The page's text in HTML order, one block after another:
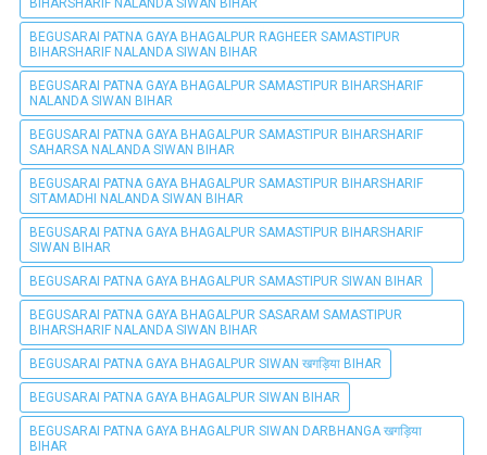
BEGUSARAI PATNA GAYA BHAGALPUR RAGHEER SAMASTIPUR
BIHARSHARIF NALANDA SIWAN BIHAR
BEGUSARAI PATNA GAYA BHAGALPUR SAMASTIPUR BIHARSHARIF
NALANDA SIWAN BIHAR
BEGUSARAI PATNA GAYA BHAGALPUR SAMASTIPUR BIHARSHARIF
SAHARSA NALANDA SIWAN BIHAR
BEGUSARAI PATNA GAYA BHAGALPUR SAMASTIPUR BIHARSHARIF
SITAMADHI NALANDA SIWAN BIHAR
BEGUSARAI PATNA GAYA BHAGALPUR SAMASTIPUR BIHARSHARIF
SIWAN BIHAR
BEGUSARAI PATNA GAYA BHAGALPUR SAMASTIPUR SIWAN BIHAR
BEGUSARAI PATNA GAYA BHAGALPUR SASARAM SAMASTIPUR
BIHARSHARIF NALANDA SIWAN BIHAR
BEGUSARAI PATNA GAYA BHAGALPUR SIWAN खगड़िया BIHAR
BEGUSARAI PATNA GAYA BHAGALPUR SIWAN BIHAR
BEGUSARAI PATNA GAYA BHAGALPUR SIWAN DARBHANGA खगड़िया
BIHAR